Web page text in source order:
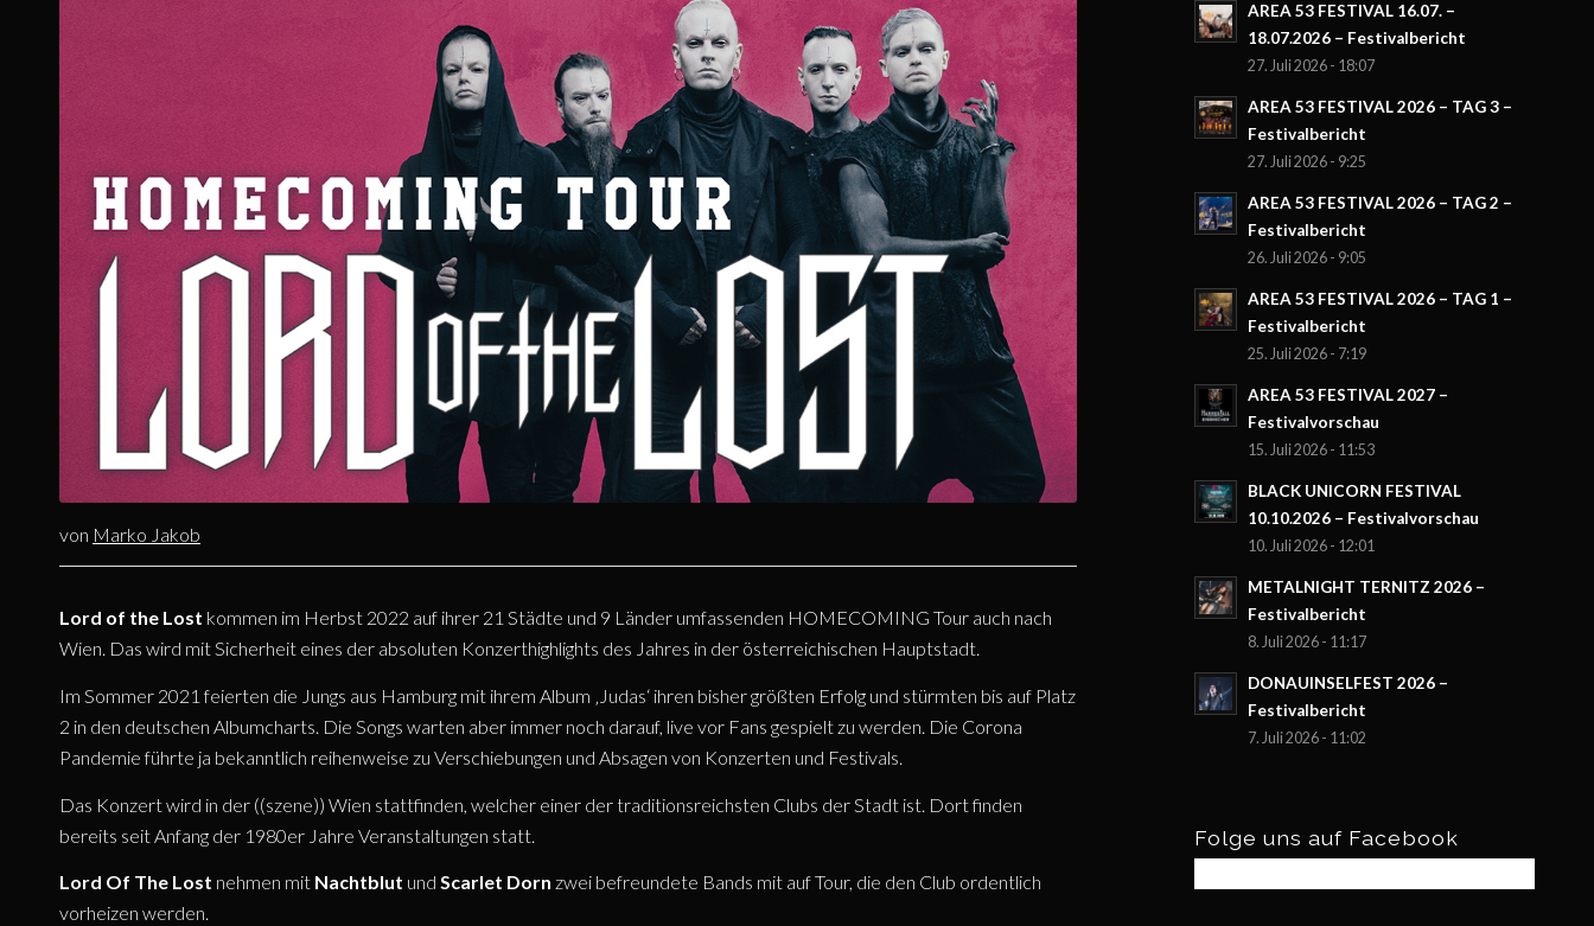
von Marko Jakob
Lord of the Lost kommen im Herbst 2022 auf ihrer 21 Städte und 9 Länder umfassenden HOMECOMING Tour auch nach
Wien. Das wird mit Sicherheit eines der absoluten Konzerthighlights des Jahres in der österreichischen Hauptstadt.
Im Sommer 2021 feierten die Jungs aus Hamburg mit ihrem Album ‚Judas‘ ihren bisher größten Erfolg und stürmten bis auf Platz
2 in den deutschen Albumcharts. Die Songs warten aber immer noch darauf, live vor Fans gespielt zu werden. Die Corona
Pandemie führte ja bekanntlich reihenweise zu Verschiebungen und Absagen von Konzerten und Festivals.
Das Konzert wird in der ((szene)) Wien stattfinden, welcher einer der traditionsreichsten Clubs der Stadt ist. Dort finden
bereits seit Anfang der 1980er Jahre Veranstaltungen statt.
Lord Of The Lost nehmen mit Nachtblut und Scarlet Dorn zwei befreundete Bands mit auf Tour, die den Club ordentlich
vorheizen werden.
AREA 53 FESTIVAL 16.07. –
18.07.2026 – Festivalbericht
27. Juli 2026 - 18:07
AREA 53 FESTIVAL 2026 – TAG 3 –
Festivalbericht
27. Juli 2026 - 9:25
AREA 53 FESTIVAL 2026 – TAG 2 –
Festivalbericht
26. Juli 2026 - 9:05
AREA 53 FESTIVAL 2026 – TAG 1 –
Festivalbericht
25. Juli 2026 - 7:19
AREA 53 FESTIVAL 2027 –
Festivalvorschau
15. Juli 2026 - 11:53
BLACK UNICORN FESTIVAL
10.10.2026 – Festivalvorschau
10. Juli 2026 - 12:01
METALNIGHT TERNITZ 2026 –
Festivalbericht
8. Juli 2026 - 11:17
DONAUINSELFEST 2026 –
Festivalbericht
7. Juli 2026 - 11:02
Folge uns auf Facebook